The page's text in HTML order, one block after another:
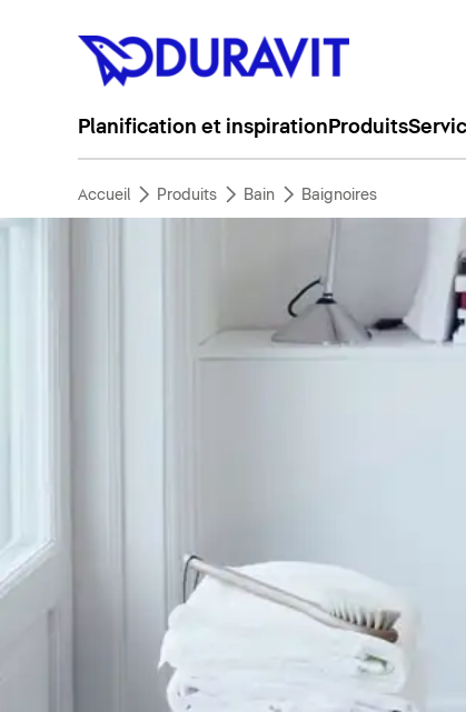
Planification et inspiration Produits
Accueil Produits Bain Baignoires